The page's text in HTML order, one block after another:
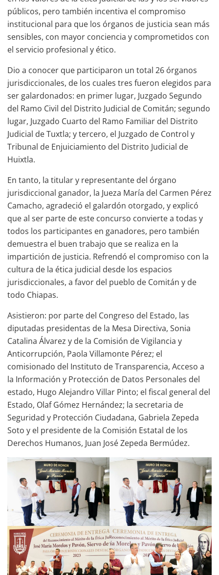
públicos, pero también incentiva el compromiso
institucional para que los órganos de justicia sean más
sensibles, con mayor conciencia y comprometidos con
el servicio profesional y ético.
Dio a conocer que participaron un total 26 órganos
jurisdiccionales, de los cuales tres fueron elegidos para
ser galardonados: en primer lugar, Juzgado Segundo
del Ramo Civil del Distrito Judicial de Comitán; segundo
lugar, Juzgado Cuarto del Ramo Familiar del Distrito
Judicial de Tuxtla; y tercero, el Juzgado de Control y
Tribunal de Enjuiciamiento del Distrito Judicial de
Huixtla.
En tanto, la titular y representante del órgano
jurisdiccional ganador, la Jueza María del Carmen Pérez
Camacho, agradeció el galardón otorgado, y explicó
que al ser parte de este concurso convierte a todas y
todos los participantes en ganadores, pero también
demuestra el buen trabajo que se realiza en la
impartición de justicia. Refrendó el compromiso con la
cultura de la ética judicial desde los espacios
jurisdiccionales, a favor del pueblo de Comitán y de
todo Chiapas.
Asistieron: por parte del Congreso del Estado, las
diputadas presidentas de la Mesa Directiva, Sonia
Catalina Álvarez y de la Comisión de Vigilancia y
Anticorrupción, Paola Villamonte Pérez; el
comisionado del Instituto de Transparencia, Acceso a
la Información y Protección de Datos Personales del
estado, Hugo Alejandro Villar Pinto; el fiscal general del
Estado, Olaf Gómez Hernández; la secretaria de
Seguridad y Protección Ciudadana, Gabriela Zepeda
Soto y el presidente de la Comisión Estatal de los
Derechos Humanos, Juan José Zepeda Bermúdez.